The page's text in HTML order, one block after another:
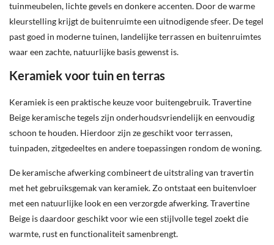
tuinmeubelen, lichte gevels en donkere accenten. Door de warme
kleurstelling krijgt de buitenruimte een uitnodigende sfeer. De tegel
past goed in moderne tuinen, landelijke terrassen en buitenruimtes
waar een zachte, natuurlijke basis gewenst is.
Keramiek voor tuin en terras
Keramiek is een praktische keuze voor buitengebruik. Travertine
Beige keramische tegels zijn onderhoudsvriendelijk en eenvoudig
schoon te houden. Hierdoor zijn ze geschikt voor terrassen,
tuinpaden, zitgedeeltes en andere toepassingen rondom de woning.
De keramische afwerking combineert de uitstraling van travertin
met het gebruiksgemak van keramiek. Zo ontstaat een buitenvloer
met een natuurlijke look en een verzorgde afwerking. Travertine
Beige is daardoor geschikt voor wie een stijlvolle tegel zoekt die
warmte, rust en functionaliteit samenbrengt.